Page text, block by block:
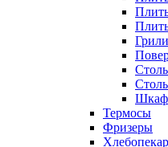
Термосы
Фризеры